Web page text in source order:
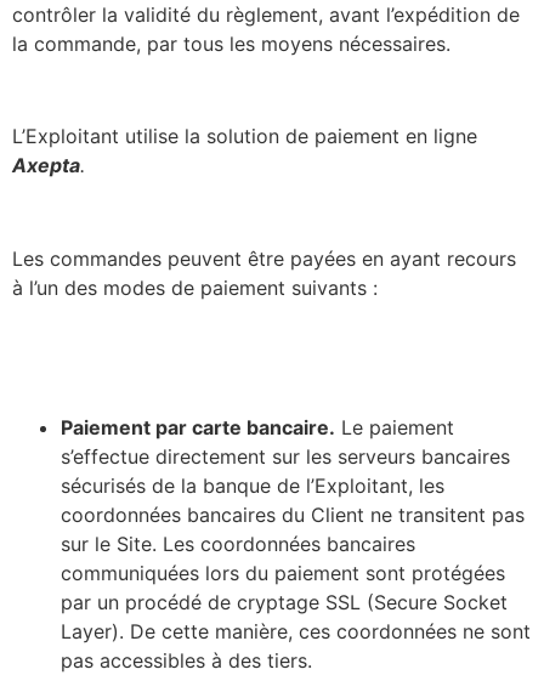
contrôler la validité du règlement, avant l’expédition de
la commande, par tous les moyens nécessaires.
L’Exploitant utilise la solution de paiement en ligne
Axepta.
Les commandes peuvent être payées en ayant recours
à l’un des modes de paiement suivants :
Paiement par carte bancaire. Le paiement
s’effectue directement sur les serveurs bancaires
sécurisés de la banque de l’Exploitant, les
coordonnées bancaires du Client ne transitent pas
sur le Site. Les coordonnées bancaires
communiquées lors du paiement sont protégées
par un procédé de cryptage SSL (Secure Socket
Layer). De cette manière, ces coordonnées ne sont
pas accessibles à des tiers.